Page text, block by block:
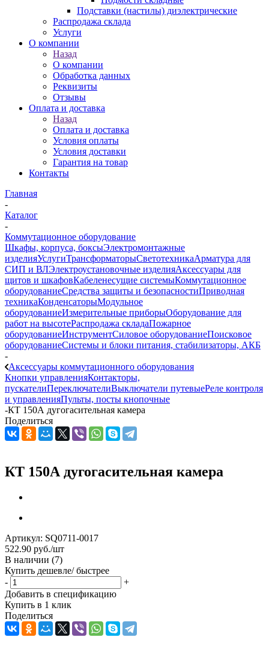
Подставки (настилы) диэлектрические
Распродажа склада
Услуги
О компании
Назад
О компании
Обработка данных
Реквизиты
Отзывы
Оплата и доставка
Назад
Оплата и доставка
Условия оплаты
Условия доставки
Гарантия на товар
Контакты
Главная
-
Каталог
-
Коммутационное оборудование
Шкафы, корпуса, боксыЭлектромонтажные
изделияУслугиТрансформаторыСветотехникаАрматура для
СИП и ВЛЭлектроустановочные изделияАксессуары для
щитов и шкафовКабеленесущие системыКоммутационное
оборудованиеСредства защиты и безопасностиПриводная
техникаКонденсаторыМодульное
оборудованиеИзмерительные приборыОборудование для
работ на высотеРаспродажа складаПожарное
оборудованиеИнструментСиловое оборудованиеПоисковое
оборудованиеСистемы и блоки питания, стабилизаторы, АКБ
-
Аксессуары коммутационного оборудования
Кнопки управленияКонтакторы,
пускателиПереключателиВыключатели путевыеРеле контроля
и управленияПульты, посты кнопочные
-КТ 150А дугогасительная камера
Поделиться
КТ 150А дугогасительная камера
Артикул: SQ0711-0017
522.90 руб./шт
В наличии (7)
Купить дешевле/ быстрее
-
+
Добавить в спецификацию
Купить в 1 клик
Поделиться